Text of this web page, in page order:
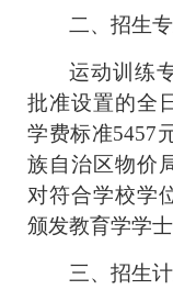
二、招生
运动训练
批准设置的全
学费标准5457
族自治区物价
对符合学校学
颁发教育学学士
三、招生